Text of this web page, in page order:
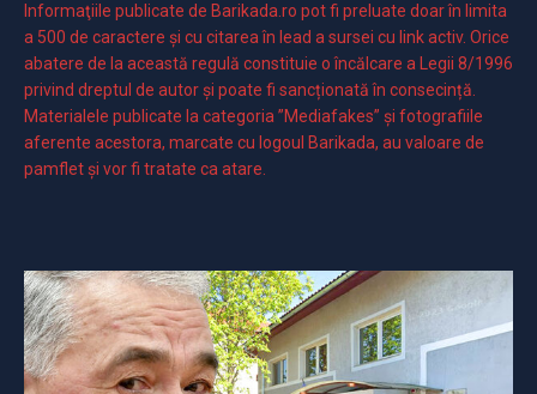
Informaţiile publicate de Barikada.ro pot fi preluate doar în limita
a 500 de caractere şi cu citarea în lead a sursei cu link activ. Orice
abatere de la această regulă constituie o încălcare a Legii 8/1996
privind dreptul de autor și poate fi sancționată în consecință.
Materialele publicate la categoria ”Mediafakes” și fotografiile
aferente acestora, marcate cu logoul Barikada, au valoare de
pamflet și vor fi tratate ca atare.